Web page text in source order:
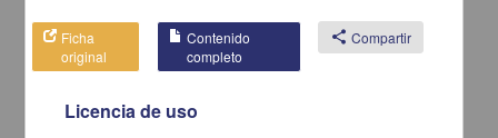
Ficha
original
Contenido
completo
share Compartir
Licencia de uso